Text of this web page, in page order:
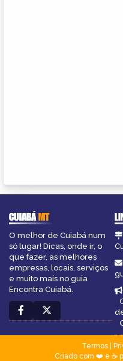
CUIABÁMT
O melhor de Cuiabá num
só lugar! Dicas, onde ir, o
que fazer, as melhores
empresas, locais, serviços
e muito mais no guia
Encontra Cuiabá.
Termos|
Criado com ❤️ e ☕